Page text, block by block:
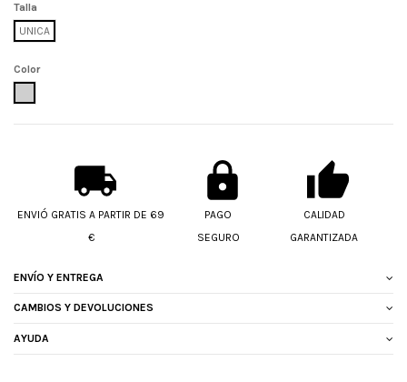
Talla
UNICA
Color
ENVIÓ GRATIS A PARTIR DE 69
€
PAGO
SEGURO
CALIDAD
GARANTIZADA
ENVÍO Y ENTREGA
CAMBIOS Y DEVOLUCIONES
AYUDA